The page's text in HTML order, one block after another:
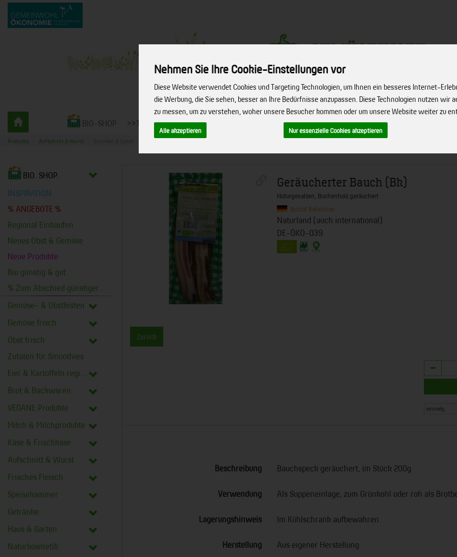
Nehmen Sie Ihre Cookie-Einstellungen vor
Diese Website verwendet Cookies und Targeting Technologien, um Ihnen ein besseres Internet-
die Werbung, die Sie sehen, besser an Ihre Bedürfnisse anzupassen. Diese Technologien nutzen wir
zu messen, um zu verstehen, woher unsere Besucher kommen oder um unsere Website weiter zu
Alle akzeptieren Nur essenzielle Cookies akzeptieren
Produkt
Gemüsekiste
bio.
vielfalt.
BIO-SHOP >>10% RABATT<< LIEFERSERVICE FIRMENSERVICE REZEPTE BIO-HÖFE
Produkte Aufschnitt & Wurst
BIO. SHOP.
INSPIRATION
% ANGEBOTE %
Regional Einkaufen
Neues Obst & Gemüse
Neue Produkte
Bio günstig & gut
Gemüse- & Obstkisten
Gemüse frisch
Obst frisch
Zutaten für Smoothies
Eier & Kartoffeln regional
Brot & Backwaren
VEGANE Produkte
Milch & Milchprodukte
Käse & Frischkäse
Aufschnitt & Wurst
Frisches Fleisch
Speisekammer
Getränke
Haus & Garten
Naturkosmetik
Geräucherter Bauch (Bk)
Nuturgesalzen, Buchenholz geräuchert
Biohof Bakenhus
Naturland (auch international)
DE-ÖKO-039
Zurück
Anzahl
Beschreibung Bauchspeck geräuchert, im Stück 200g
Verwendung Als Suppeneinlage, zum Grünkohl oder roh als
Lagerungshinweis Im Kühlschrank aufbewahren.
Herstellung Aus eigener Herstellung